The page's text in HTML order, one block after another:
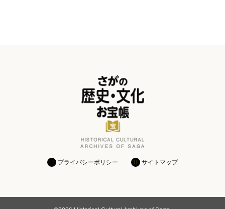
プライバシーポリシー サイトマップ